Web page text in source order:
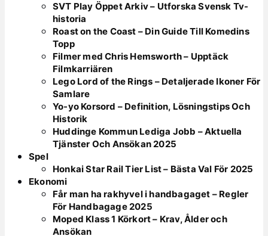
SVT Play Öppet Arkiv – Utforska Svensk Tv-
historia
Roast on the Coast – Din Guide Till Komedins
Topp
Filmer med Chris Hemsworth – Upptäck
Filmkarriären
Lego Lord of the Rings – Detaljerade Ikoner För
Samlare
Yo-yo Korsord – Definition, Lösningstips Och
Historik
Huddinge Kommun Lediga Jobb – Aktuella
Tjänster Och Ansökan 2025
Spel
Honkai Star Rail Tier List – Bästa Val För 2025
Ekonomi
Får man ha rakhyvel i handbagaget – Regler
För Handbagage 2025
Moped Klass 1 Körkort – Krav, Ålder och
Ansökan